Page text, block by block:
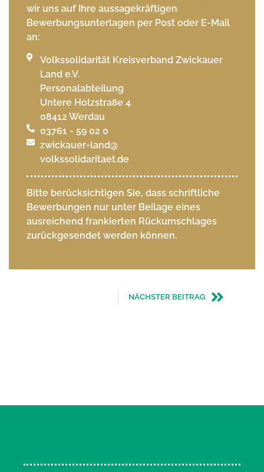
wir uns auf Ihre aussagekräftigen
Bewerbungsunterlagen per Post oder E-Mail
an:
Volkssolidarität Kreisverband Zwickauer
Land e.V.
Personalabteilung
Untere Holzstraße 4
08412 Werdau
03761 - 59 02 0
zwickauer-land@
volkssolidaritaet.de
Bitte berücksichtigen Sie, dass schriftliche
Bewerbungen nur unter Beilage eines
ausreichend frankierten Rückumschlages
zurückgesendet werden können.
NÄCHSTER BEITRAG